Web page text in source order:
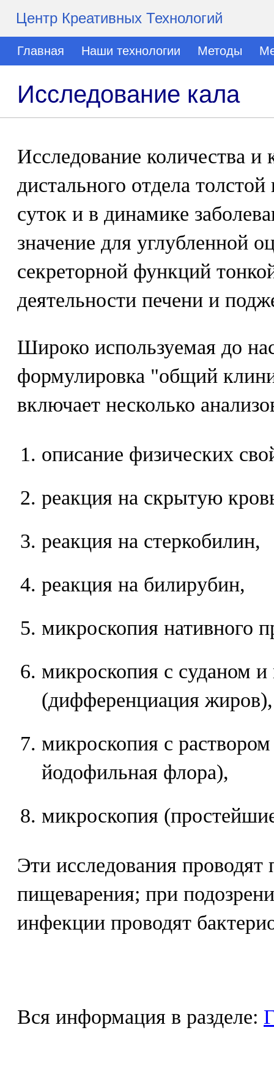
Центр Креативных Технологий
Главная Наши технологии Методы
Исследование кала
Исследование количества и
дистального отдела
суток и в динамике
значение для углубленной
секреторной функций
деятельности печени и
Широко используемая до
формулировка "общий
включает несколько
описание физических
реакция на скрытую
реакция на стеркобилин,
реакция на билирубин,
микроскопия нативного
микроскопия с суданом
(дифференциация жиров),
микроскопия с
йодофильная флора),
микроскопия
Эти исследования
пищеварения; при
инфекции проводят
Вся информация в разделе: